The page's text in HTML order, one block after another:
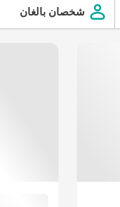
شخصان بالغان